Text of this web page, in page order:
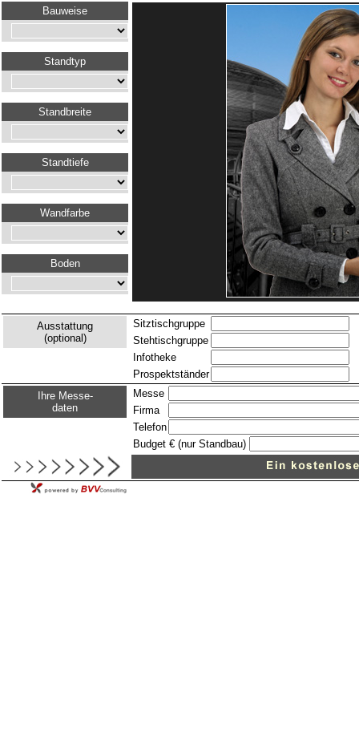
Bauweise
Standtyp
Standbreite
Standtiefe
Wandfarbe
Boden
Ausstattung
(optional)
Sitztischgruppe
Stehtischgruppe
Infotheke
Prospektständer
Ihre Messe-
daten
Messe
Firma
Telefon
Budget € (nur Standbau)